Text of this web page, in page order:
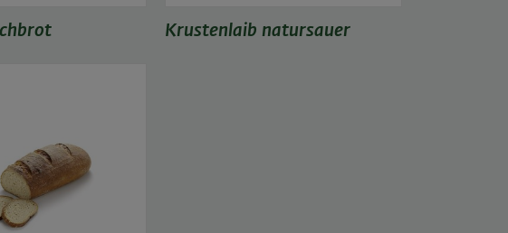
Krustenlaib natursauer